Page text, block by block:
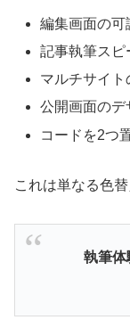
編集画面の可
記事執筆スピ
マルチサイト
公開画面のデ
コードを2つ
これは単なる色替
執筆体験